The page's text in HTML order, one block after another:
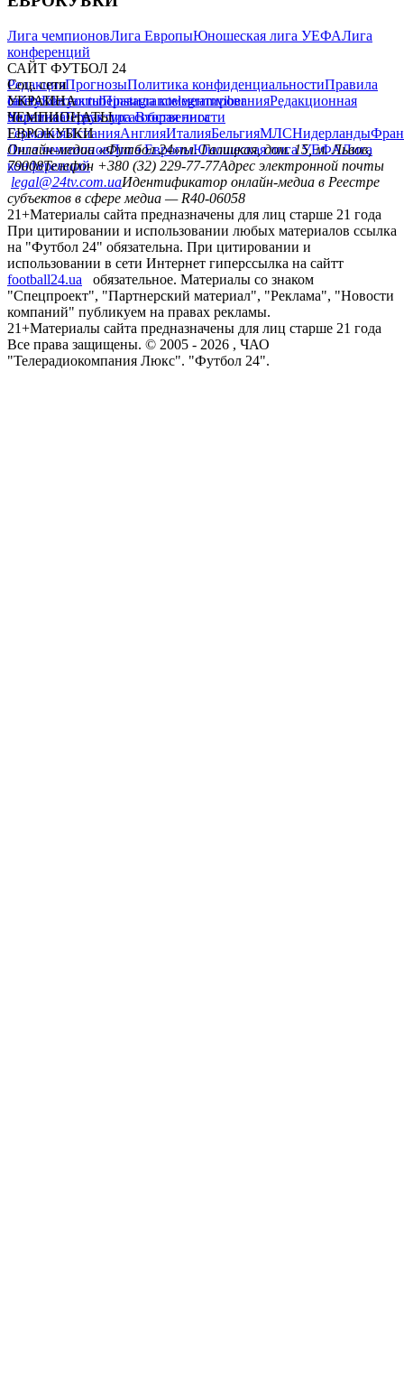
Лига чемпионовЛига ЕвропыЮношеская лига УЕФАЛига
конференций
САЙТ ФУТБОЛ 24
РедакцияПрогнозыПолитика конфиденциальностиПравила
сайтуКонтактыПравила комментированияРедакционная
политикаСтруктура собственности
Соц. сети
facebookxyoutubeinstagramtelegramviber
УКРАИНА
УкраинаПервая лигаВторая лига
ЧЕМПИОНАТЫ
ГерманияИспанияАнглияИталияБельгияМЛСНидерланды
ЕВРОКУБКИ
Лига чемпионовЛига ЕвропыЮношеская лига УЕФАЛига
конференций
Онлайн-медиа «Футбол 24»пл. Галицкая, дом. 15, м. Львов,
79008Телефон +380 (32) 229-77-77Адрес электронной почты
legal@24tv.com.uaИдентификатор онлайн-медиа в Реестре
субъектов в сфере медиа — R40-06058
21+Материалы сайта предназначены для лиц старше 21 года
При цитировании и использовании любых материалов ссылка
на "Футбол 24" обязательна. При цитировании и
использовании в сети Интернет гиперссылка на сайтт
football24.ua
обязательное. Материалы со знаком
"Спецпроект", "Партнерский материал", "Реклама", "Новости
компаний" публикуем на правах рекламы.
21+Материалы сайта предназначены для лиц старше 21 года
Все права защищены. © 2005 - 2026 , ЧАО
"Телерадиокомпания Люкс". "Футбол 24".